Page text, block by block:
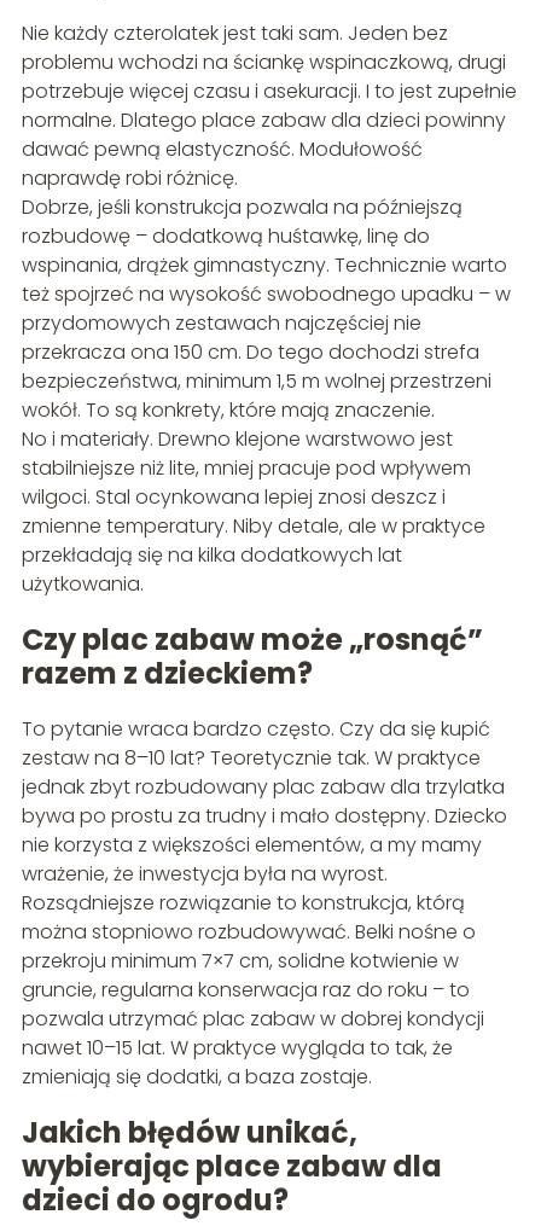
Nie każdy czterolatek jest taki sam. Jeden bez
problemu wchodzi na ściankę wspinaczkową, drugi
potrzebuje więcej czasu i asekuracji. I to jest zupełnie
normalne. Dlatego place zabaw dla dzieci powinny
dawać pewną elastyczność. Modułowość
naprawdę robi różnicę.
Dobrze, jeśli konstrukcja pozwala na późniejszą
rozbudowę – dodatkową huśtawkę, linę do
wspinania, drążek gimnastyczny. Technicznie warto
też spojrzeć na wysokość swobodnego upadku – w
przydomowych zestawach najczęściej nie
przekracza ona 150 cm. Do tego dochodzi strefa
bezpieczeństwa, minimum 1,5 m wolnej przestrzeni
wokół. To są konkrety, które mają znaczenie.
No i materiały. Drewno klejone warstwowo jest
stabilniejsze niż lite, mniej pracuje pod wpływem
wilgoci. Stal ocynkowana lepiej znosi deszcz i
zmienne temperatury. Niby detale, ale w praktyce
przekładają się na kilka dodatkowych lat
użytkowania.
Czy plac zabaw może „rosnąć”
razem z dzieckiem?
To pytanie wraca bardzo często. Czy da się kupić
zestaw na 8–10 lat? Teoretycznie tak. W praktyce
jednak zbyt rozbudowany plac zabaw dla trzylatka
bywa po prostu za trudny i mało dostępny. Dziecko
nie korzysta z większości elementów, a my mamy
wrażenie, że inwestycja była na wyrost.
Rozsądniejsze rozwiązanie to konstrukcja, którą
można stopniowo rozbudowywać. Belki nośne o
przekroju minimum 7×7 cm, solidne kotwienie w
gruncie, regularna konserwacja raz do roku – to
pozwala utrzymać plac zabaw w dobrej kondycji
nawet 10–15 lat. W praktyce wygląda to tak, że
zmieniają się dodatki, a baza zostaje.
Jakich błędów unikać,
wybierając place zabaw dla
dzieci do ogrodu?